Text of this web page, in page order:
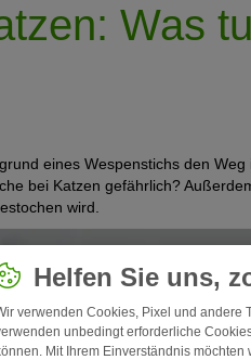
Was
eines Wespenstichs den
bei Katzen gefährlich?
wird.
Helfen Sie uns,
verwenden Cookies, Pixel und andere
unbedingt erforderliche
Mit Ihrem Einverständnis